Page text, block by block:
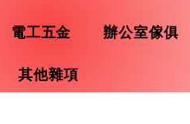
電工五金 辦公室傢俱
其他雜項